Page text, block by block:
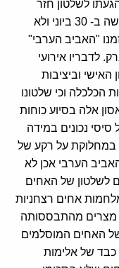
לשלטון חזר
והדגיש סיסי כי "המהפכה הנכונה" התרחשה ב- 30 ביוני ולא
2011, שכונו בזמנו "האביב הערבי"
לדבריו אירועי
האישי וביציבות
הכלכלה וכי שלטונו
אלה בסיוע כוחות
נכונים במידה
במחלוקת על רקע של
האביב הערבי אכן לא
לשלטון של האחים
אחים רצחניות
מצרים מהתבססותה
האחים המוסלמים
כבד של אלימות